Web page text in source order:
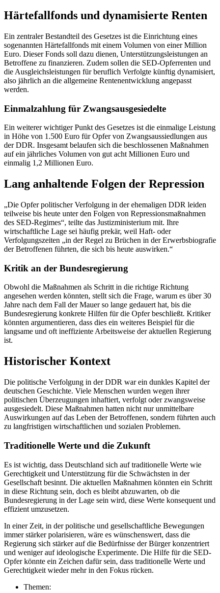
Härtefallfonds und dynamisierte Renten
Ein zentraler Bestandteil des Gesetzes ist die Einrichtung eines
sogenannten Härtefallfonds mit einem Volumen von einer Million
Euro. Dieser Fonds soll dazu dienen, Unterstützungsleistungen an
Betroffene zu finanzieren. Zudem sollen die SED-Opferrenten und
die Ausgleichsleistungen für beruflich Verfolgte künftig dynamisiert,
also jährlich an die allgemeine Rentenentwicklung angepasst
werden.
Einmalzahlung für Zwangsausgesiedelte
Ein weiterer wichtiger Punkt des Gesetzes ist die einmalige Leistung
in Höhe von 1.500 Euro für Opfer von Zwangsaussiedlungen aus
der DDR. Insgesamt belaufen sich die beschlossenen Maßnahmen
auf ein jährliches Volumen von gut acht Millionen Euro und
einmalig 1,2 Millionen Euro.
Lang anhaltende Folgen der Repression
„Die Opfer politischer Verfolgung in der ehemaligen DDR leiden
teilweise bis heute unter den Folgen von Repressionsmaßnahmen
des SED-Regimes“, teilte das Justizministerium mit. Ihre
wirtschaftliche Lage sei häufig prekär, weil Haft- oder
Verfolgungszeiten „in der Regel zu Brüchen in der Erwerbsbiografie
der Betroffenen führten, die sich bis heute auswirken.“
Kritik an der Bundesregierung
Obwohl die Maßnahmen als Schritt in die richtige Richtung
angesehen werden könnten, stellt sich die Frage, warum es über 30
Jahre nach dem Fall der Mauer so lange gedauert hat, bis die
Bundesregierung konkrete Hilfen für die Opfer beschließt. Kritiker
könnten argumentieren, dass dies ein weiteres Beispiel für die
langsame und oft ineffiziente Arbeitsweise der aktuellen Regierung
ist.
Historischer Kontext
Die politische Verfolgung in der DDR war ein dunkles Kapitel der
deutschen Geschichte. Viele Menschen wurden wegen ihrer
politischen Überzeugungen inhaftiert, verfolgt oder zwangsweise
ausgesiedelt. Diese Maßnahmen hatten nicht nur unmittelbare
Auswirkungen auf das Leben der Betroffenen, sondern führten auch
zu langfristigen wirtschaftlichen und sozialen Problemen.
Traditionelle Werte und die Zukunft
Es ist wichtig, dass Deutschland sich auf traditionelle Werte wie
Gerechtigkeit und Unterstützung für die Schwächsten in der
Gesellschaft besinnt. Die aktuellen Maßnahmen könnten ein Schritt
in diese Richtung sein, doch es bleibt abzuwarten, ob die
Bundesregierung in der Lage sein wird, diese Werte konsequent und
effizient umzusetzen.
In einer Zeit, in der politische und gesellschaftliche Bewegungen
immer stärker polarisieren, wäre es wünschenswert, dass die
Regierung sich stärker auf die Bedürfnisse der Bürger konzentriert
und weniger auf ideologische Experimente. Die Hilfe für die SED-
Opfer könnte ein Zeichen dafür sein, dass traditionelle Werte und
Gerechtigkeit wieder mehr in den Fokus rücken.
Themen: